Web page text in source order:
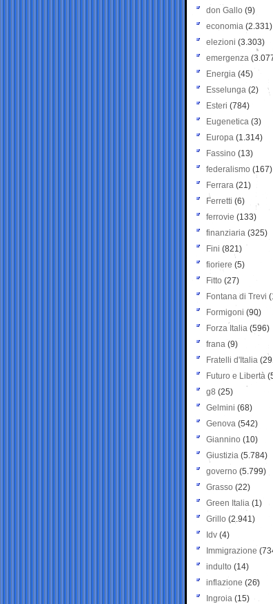
don Gallo (9)
economia (2.331)
elezioni (3.303)
emergenza
Energia (45)
Esselunga (2)
Esteri (784)
Eugenetica (3)
Europa (1.314)
Fassino (13)
federalismo (167)
Ferrara (21)
Ferretti (6)
ferrovie (133)
finanziaria (325)
Fini (821)
fioriere (5)
Fitto (27)
Fontana di Trevi
Formigoni (90)
Forza Italia (596)
frana (9)
Fratelli d'Italia
Futuro e Libertà
g8 (25)
Gelmini (68)
Genova (542)
Giannino (10)
Giustizia (5.784)
governo (5.799)
Grasso (22)
Green Italia (1)
Grillo (2.941)
Idv (4)
Immigrazione
indulto (14)
inflazione (26)
Ingroia (15)